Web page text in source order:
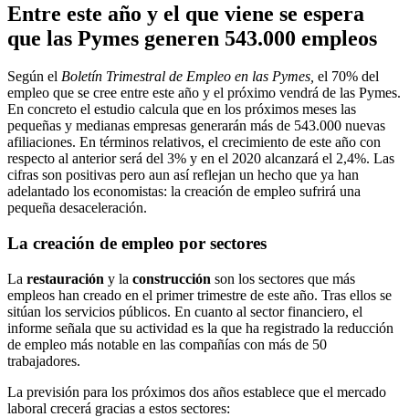
Entre este año y el que viene se espera
que las Pymes generen 543.000 empleos
Según el Boletín Trimestral de Empleo en las Pymes, el 70% del
empleo que se cree entre este año y el próximo vendrá de las Pymes.
En concreto el estudio calcula que en los próximos meses las
pequeñas y medianas empresas generarán más de 543.000 nuevas
afiliaciones. En términos relativos, el crecimiento de este año con
respecto al anterior será del 3% y en el 2020 alcanzará el 2,4%. Las
cifras son positivas pero aun así reflejan un hecho que ya han
adelantado los economistas: la creación de empleo sufrirá una
pequeña desaceleración.
La creación de empleo por sectores
La restauración y la construcción son los sectores que más
empleos han creado en el primer trimestre de este año. Tras ellos se
sitúan los servicios públicos. En cuanto al sector financiero, el
informe señala que su actividad es la que ha registrado la reducción
de empleo más notable en las compañías con más de 50
trabajadores.
La previsión para los próximos dos años establece que el mercado
laboral crecerá gracias a estos sectores: